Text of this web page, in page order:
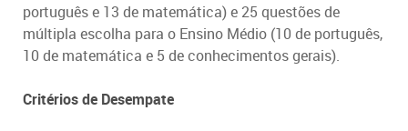
português e 13 de matemática) e 25 questões de
múltipla escolha para o Ensino Médio (10 de português,
10 de matemática e 5 de conhecimentos gerais).
Critérios de Desempate